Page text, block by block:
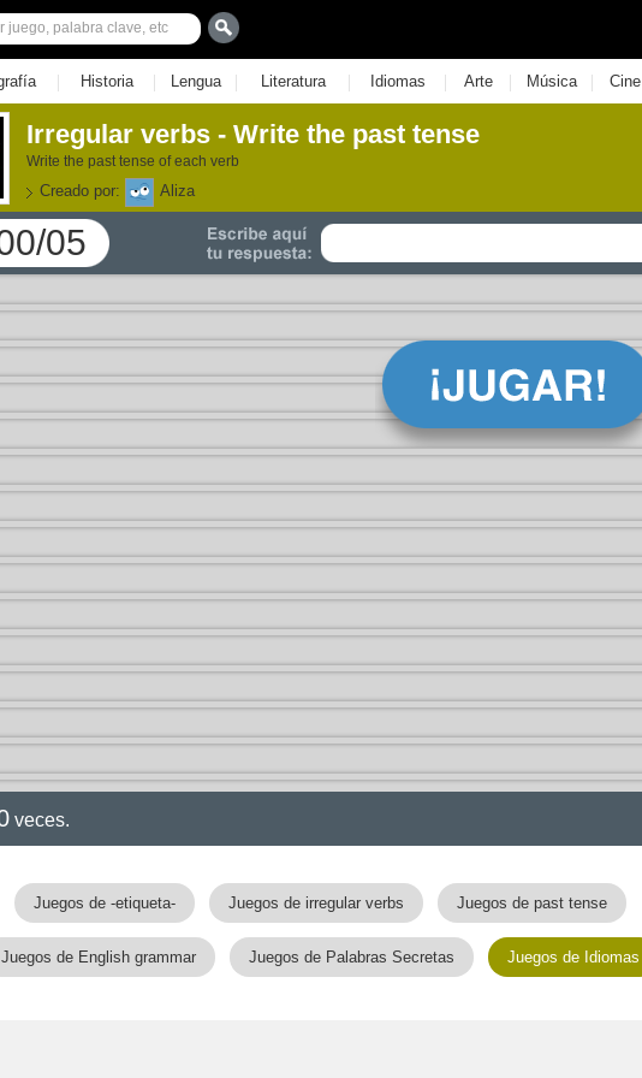
| Historia | Lengua | Literatura | Idiomas | Arte | Música | Cine
Irregular verbs - Write the past tense
Write the past tense of each verb
Creado por: Aliza
05
veces.
Juegos de -etiqueta- Juegos de irregular verbs Juegos de past tense
Juegos de English grammar Juegos de Palabras Secretas Juegos de Idiomas